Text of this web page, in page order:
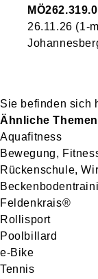
26.11.26 (1-
Ähnliche Themen
Aquafitness
Bewegung,
Rückenschule,
Feldenkrais®
Rollisport
Poolbillard
e-Bike
Tennis